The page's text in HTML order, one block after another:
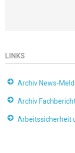
LINKS
Archiv News-
Archiv
Arbeitssicherheit